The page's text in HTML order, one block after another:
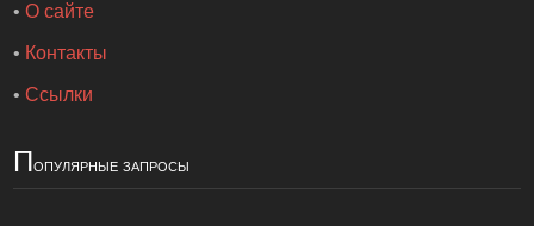
•О сайте
• Контакты
•Ссылки
Популярные запросы